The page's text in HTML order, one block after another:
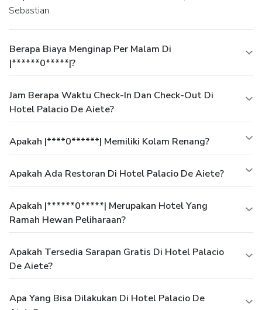
Sebastian.
Berapa Biaya Menginap Per Malam Di
|******0*****|?
Jam Berapa Waktu Check-In Dan Check-Out Di
Hotel Palacio De Aiete?
Apakah |****0******| Memiliki Kolam Renang?
Apakah Ada Restoran Di Hotel Palacio De Aiete?
Apakah |******0*****| Merupakan Hotel Yang
Ramah Hewan Peliharaan?
Apakah Tersedia Sarapan Gratis Di Hotel Palacio
De Aiete?
Apa Yang Bisa Dilakukan Di Hotel Palacio De